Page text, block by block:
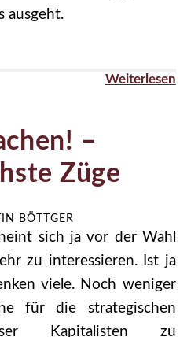
ausgeht.
Weiterlesen
–
Züge
BÖTTGER
sich ja vor der Wahl
zu interessieren. Ist ja
viele. Noch weniger
für die strategischen
Kapitalisten zu